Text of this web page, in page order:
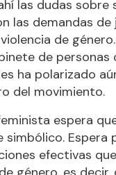
las dudas sobre
las demandas de
de
de
ha polarizado
del movimiento.
espera
simbólico. Espera
efectivas